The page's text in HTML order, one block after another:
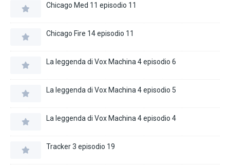
Chicago Med 11 episodio 11
Chicago Fire 14 episodio 11
La leggenda di Vox Machina 4 episodio 6
La leggenda di Vox Machina 4 episodio 5
La leggenda di Vox Machina 4 episodio 4
Tracker 3 episodio 19